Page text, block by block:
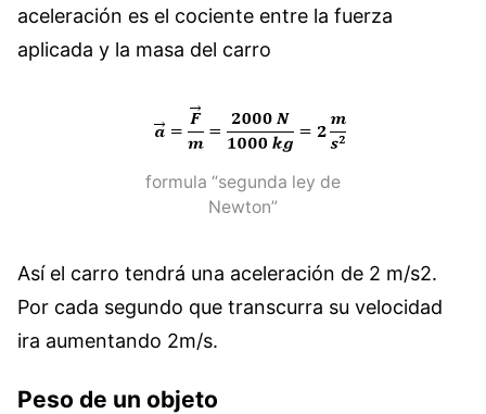
aceleración es el cociente entre la fuerza
aplicada y la masa del carro
formula “segunda ley de
Newton”
Así el carro tendrá una aceleración de 2 m/s2.
Por cada segundo que transcurra su velocidad
ira aumentando 2m/s.
Peso de un objeto